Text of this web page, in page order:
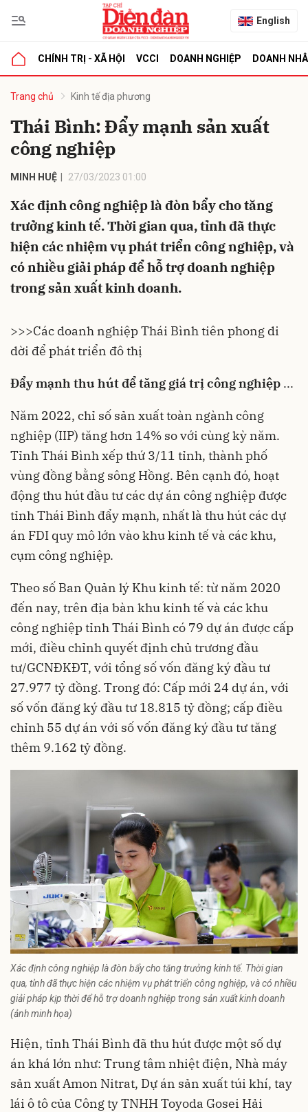
English
CHÍNH TRỊ - XÃ HỘI VCCI DOANH NGHIỆP DOANH
Trang chủ Kinh tế địa phương
Thái Bình: Đẩy mạnh sản xuất
công nghiệp
MINH HUỆ 27/03/2023 01:00
Xác định công nghiệp là đòn bẩy cho tăng
trưởng kinh tế. Thời gian qua, tỉnh đã thực
hiện các nhiệm vụ phát triển công nghiệp, và
có nhiều giải pháp để hỗ trợ doanh nghiệp
trong sản xuất kinh doanh.
>>>Các doanh nghiệp Thái Bình tiên phong di
dời để phát triển đô thị
Đẩy mạnh thu hút để tăng giá trị công nghiệp ...
Năm 2022, chỉ số sản xuất toàn ngành công
nghiệp (IIP) tăng hơn 14% so với cùng kỳ năm.
TỉnhThái Bìnhxếp thứ 3/11 tỉnh, thành phố
vùng đồng bằng sông Hồng. Bên cạnh đó, hoạt
động thu hút đầu tư các dự án công nghiệp được
tỉnh Thái Bình đẩy mạnh, nhất là thu hút các dự
án FDI quy mô lớn vào khu kinh tế và các khu,
cụm công nghiệp.
Theo số Ban Quản lý Khu kinh tế: từ năm 2020
đến nay, trên địa bàn khu kinh tế và cáckhu
công nghiệptỉnh Thái Bình có 79 dự án được cấp
mới, điều chỉnh quyết định chủ trương đầu
tư/GCNĐKĐT, với tổng số vốn đăng ký đầu tư
27.977 tỷ đồng. Trong đó: Cấp mới 24 dự án, với
số vốn đăng ký đầu tư 18.815 tỷ đồng; cấp điều
chỉnh 55 dự án với số vốn đăng ký đầu tư tăng
thêm 9.162 tỷ đồng.
Xác định công nghiệp là đòn bẩy cho tăng trưởng kinh tế. Thời gian
qua, tỉnh đã thực hiện các nhiệm vụ phát triển công nghiệp, và có nhiều
giải pháp kịp thời để hỗ trợ doanh nghiệp trong sản xuất kinh doanh
(ảnh minh họa)
Hiện, tỉnh Thái Bình đã thu hút được một số dự
án khá lớn như: Trung tâm nhiệt điện, Nhà máy
sản xuất Amon Nitrat, Dự án sản xuất túi khí, tay
lái ô tô của Công ty TNHH Toyoda Gosei Hải
luận
Hủy